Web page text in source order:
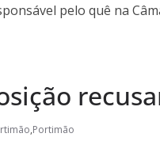
pelo quê na
,Portimão